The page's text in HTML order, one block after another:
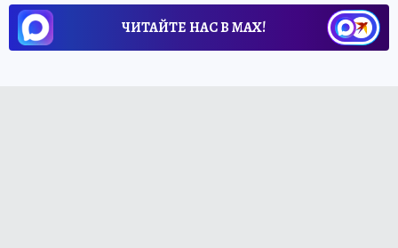
ЧИТАЙТЕ НАС В МАХ!